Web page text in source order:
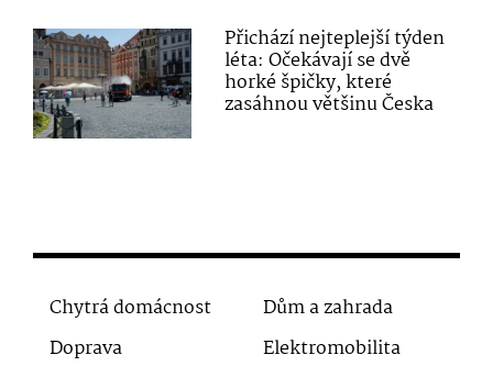
Přichází nejteplejší týden
léta: Očekávají se dvě
horké špičky, které
zasáhnou většinu Česka
Chytrá domácnost
Dům a zahrada
Doprava
Elektromobilita